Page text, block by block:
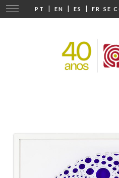
PT | EN | ES | FR SE
Modifier
la